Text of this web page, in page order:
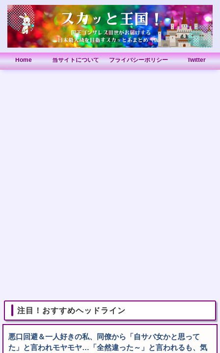
Home 当サイトについて プライバシーポリシー Twitter
注目！おすすめヘッドライン
悪口回避＆一人好きの私、同僚から「自サバ女かと思って
た」と言われモヤモヤ…「全然違った～」と言われるも、気